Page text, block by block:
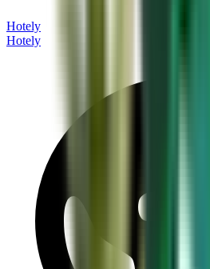
Hotely
Hotely